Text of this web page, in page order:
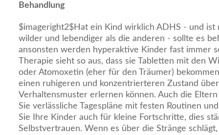
Behandlung
$imageright2$Hat ein Kind wirklich ADHS - und
wilder und lebendiger als die anderen - sollte es
ansonsten werden hyperaktive Kinder fast immer
Therapie sieht so aus, dass sie Tabletten mit den
oder Atomoxetin (eher für den Träumer)
einen ruhigeren und konzentrierteren Zustand
Verhaltensmuster erlernen können. Auch die
Sie verlässliche Tagespläne mit festen Routinen
Sie Ihre Kinder auch für kleine Fortschritte, dies
Selbstvertrauen. Wenn es über die Stränge